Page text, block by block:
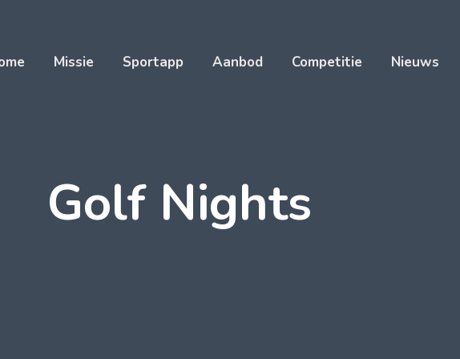
Missie Sportapp Aanbod Competitie Nieuws
Golf Nights